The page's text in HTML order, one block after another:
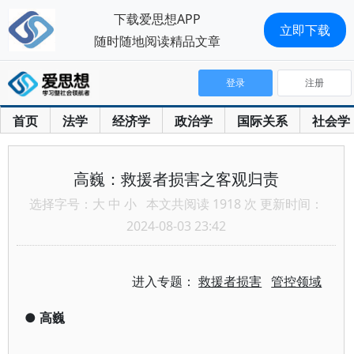
首页 法学 经济学 政治学 国际关系 社会学
登录 注册
高巍：救援者损害之客观归责
选择字号： 大 中 小 本文共阅读 1918 次 更新时间：
2024-08-03 23:42
进入专题：救援者损害 管控领域
● 高巍
下载爱思想APP
随时随地阅读精品文章
立即下载